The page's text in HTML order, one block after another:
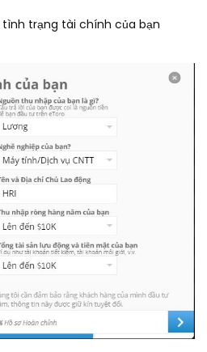
trạng tài chính của bạn